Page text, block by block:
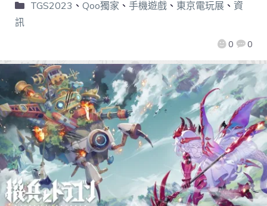
0 0
TGS2023 、 Qoo獨家 、 手機遊戲、 東京電玩展、 資
訊